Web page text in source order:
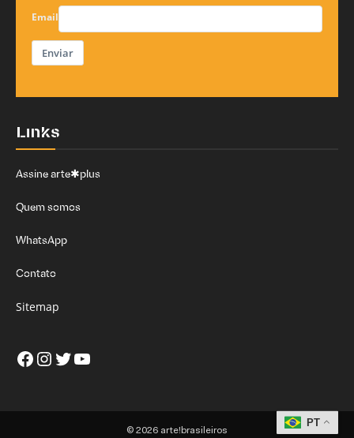
Email
Enviar
Links
Assine arte✱plus
Quem somos
WhatsApp
Contato
Sitemap
Facebook
Instagram
Twitter
Youtube
© 2026 arte!brasileiros
PT